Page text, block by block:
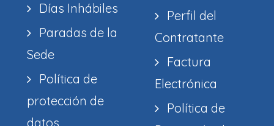
Días Inhábiles
Paradas de la
Sede
Política de
protección de
datos
Perfil del
Contratante
Factura
Electrónica
Política de